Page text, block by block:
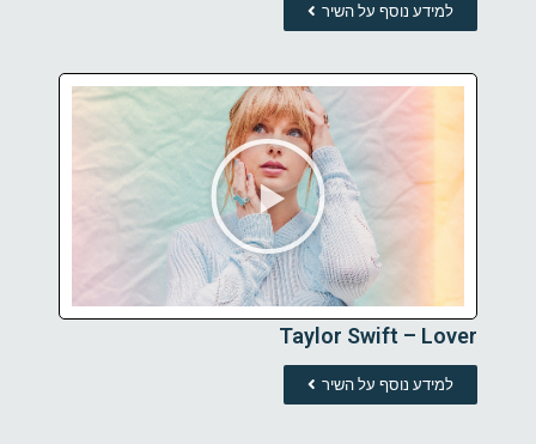
למידע נוסף על השיר
Taylor Swift – Lover
למידע נוסף על השיר